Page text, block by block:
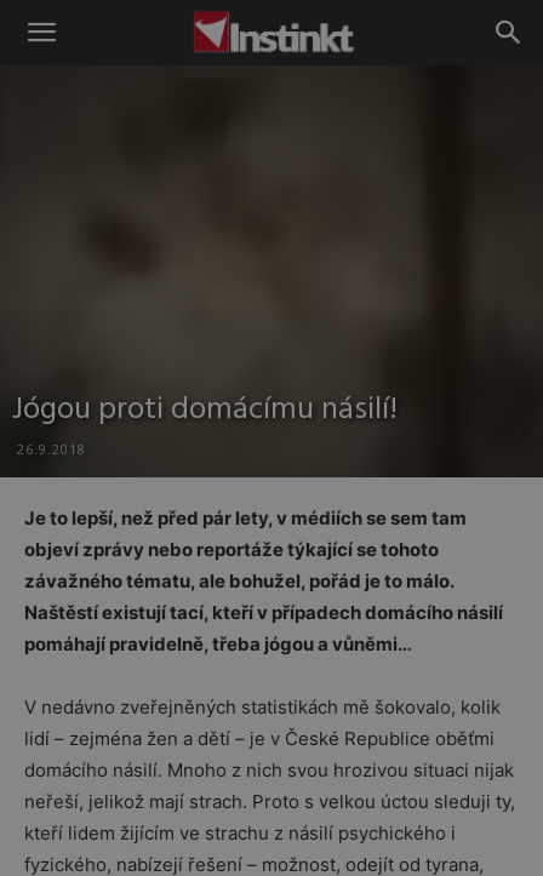
Instinkt
Jógou proti domácímu násilí!
26.9.2018
Je to lepší, než před pár lety, v médiích se sem tam
objeví zprávy nebo reportáže týkající se tohoto
závažného tématu, ale bohužel, pořád je to málo.
Naštěstí existují tací, kteří v případech domácího násilí
pomáhají pravidelně, třeba jógou a vůněmi…
V nedávno zveřejněných statistikách mě šokovalo, kolik
lidí – zejména žen a dětí – je v České Republice oběťmi
domácího násilí. Mnoho z nich svou hrozivou situaci nijak
neřeší, jelikož mají strach. Proto s velkou úctou sleduji ty,
kteří lidem žijícím ve strachu z násilí psychického i
fyzického, nabízejí řešení – možnost, odejít od tyrana,